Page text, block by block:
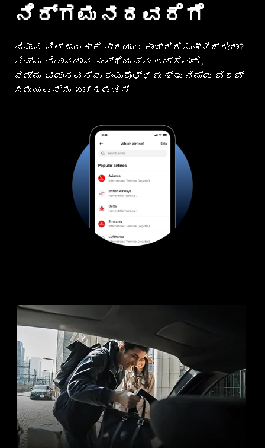
ನಿರ್ಗಮನದವರೆಗೆ
ವಿಮಾನ ನಿಲ್ದಾಣಕ್ಕೆ ಪ್ರಯಾಣ ಕಾಯ್ದಿರಿಸುತ್ತಿದ್ದೀರಾ?
ನಿಮ್ಮ ವಿಮಾನಯಾನ ಸಂಸ್ಥೆಯನ್ನು ಆಯ್ಕೆಮಾಡಿ,
ನಿಮ್ಮ ವಿಮಾನವನ್ನು ಕಂಡುಕೊಳ್ಳಿ ಮತ್ತು ನಿಮ್ಮ ಪಿಕಪ್
ಸಮಯವನ್ನು ಖಚಿತಪಡಿಸಿ.